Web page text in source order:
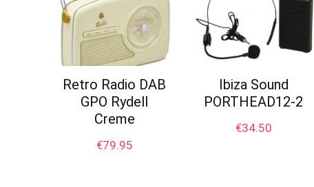
Retro Radio DAB
GPO Rydell
Creme
€79.95
Ibiza Sound
PORTHEAD12-2
€34.50